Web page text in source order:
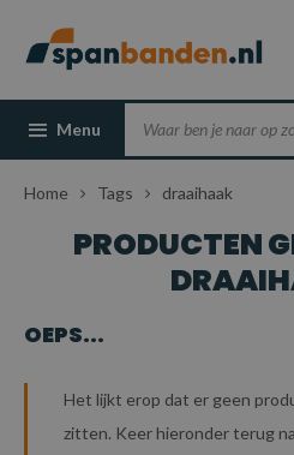
Menu
Home Tags draaihaak
PRODUCTEN
OEPS...
Het lijkt erop dat er geen
zitten. Keer hieronder terug